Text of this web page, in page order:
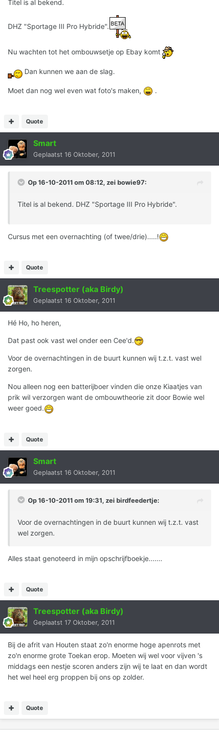
Titel is al bekend.
DHZ "Sportage III Pro Hybride".
Nu wachten tot het ombouwsetje op Ebay komt
Dan kunnen we aan de slag.
Moet dan nog wel even wat foto's maken, .
Quote
Smart
Geplaatst 16 Oktober, 2011
Op 16-10-2011 om 08:12, zei bowie97:
Titel is al bekend. DHZ "Sportage III Pro Hybride".
Cursus met een overnachting (of twee/drie).....!
Quote
Treespotter (aka Birdy)
Geplaatst 16 Oktober, 2011
Hé Ho, ho heren,
Dat past ook vast wel onder een Cee'd.
Voor de overnachtingen in de buurt kunnen wij t.z.t. vast wel
zorgen.
Nou alleen nog een batterijboer vinden die onze Kiaatjes van
prik wil verzorgen want de ombouwtheorie zit door Bowie wel
weer goed.
Quote
Smart
Geplaatst 16 Oktober, 2011
Op 16-10-2011 om 19:31, zei birdfeedertje:
Voor de overnachtingen in de buurt kunnen wij t.z.t. vast
wel zorgen.
Alles staat genoteerd in mijn opschrijfboekje.......
Quote
Treespotter (aka Birdy)
Geplaatst 17 Oktober, 2011
Bij de afrit van Houten staat zo'n enorme hoge apenrots met
zo'n enorme grote Toekan erop. Moeten wij wel voor vijven 's
middags een nestje scoren anders zijn wij te laat en dan wordt
het wel heel erg proppen bij ons op zolder.
Quote